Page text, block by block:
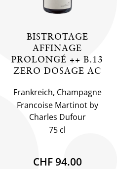
BISTROTAGE
AFFINAGE
PROLONGÉ ++ B.13
ZERO DOSAGE AC
Frankreich, Champagne
Francoise Martinot by
Charles Dufour
75 cl
CHF 94.00